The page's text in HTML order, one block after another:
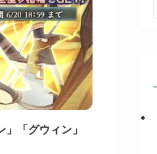
「グウィン」